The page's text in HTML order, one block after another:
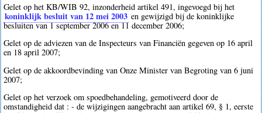
Gelet op het KB/WIB 92, inzonderheid artikel 491, ingevoegd bij het
koninklijk besluit van 12 mei 2003 en gewijzigd bij de koninklijke
besluiten van 1 september 2006 en 11 december 2006;
Gelet op de adviezen van de Inspecteurs van Financiën gegeven op 16 april
en 18 april 2007;
Gelet op de akkoordbevinding van Onze Minister van Begroting van 6 juni
2007;
Gelet op het verzoek om spoedbehandeling, gemotiveerd door de
omstandigheid dat : - de wijzigingen aangebracht aan artikel 69, § 1, eerste